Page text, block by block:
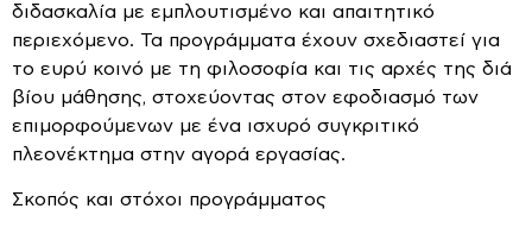
διδασκαλία με εμπλουτισμένο και απαιτητικό
περιεχόμενο. Τα προγράμματα έχουν σχεδιαστεί για
το ευρύ κοινό με τη φιλοσοφία και τις αρχές της διά
βίου μάθησης, στοχεύοντας στον εφοδιασμό των
επιμορφούμενων με ένα ισχυρό συγκριτικό
πλεονέκτημα στην αγορά εργασίας.
Σκοπός και στόχοι προγράμματος